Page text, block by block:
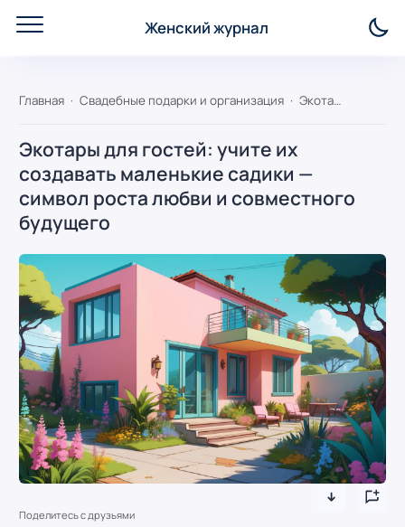
Женский журнал
Главная Свадебные подарки и организация Экотары для гостей: учите их создавать маленькие садики — символ роста любви и совместного будущего
Экотары для гостей: учите их
создавать маленькие садики —
символ роста любви и совместного
будущего
Поделитесь с друзьями